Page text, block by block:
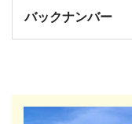
バックナンバー